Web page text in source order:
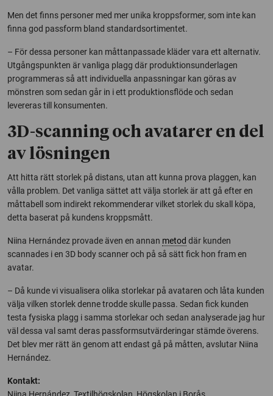
Men det finns personer med mer unika kroppsformer, som inte kan
finna god passform bland standardsortimentet.
– För dessa personer kan måttanpassade kläder vara ett alternativ.
Utgångspunkten är vanliga plagg där produktionsunderlagen
programmeras så att individuella anpassningar kan göras av
mönstren som sedan går in i ett produktionsflöde och sedan
levereras till konsumenten.
3D-scanning och avatarer en del
av lösningen
Att hitta rätt storlek på distans, utan att kunna prova plaggen, kan
vålla problem. Det vanliga sättet att välja storlek är att gå efter en
måttabell som indirekt rekommenderar vilket storlek du skall köpa,
detta baserat på kundens kroppsmått.
Niina Hernández provade även en annan metod där kunden
scannades i en 3D body scanner och på så sätt fick hon fram en
avatar.
– Då kunde vi visualisera olika storlekar på avataren och låta kunden
välja vilken storlek denne trodde skulle passa. Sedan fick kunden
testa fysiska plagg i samma storlekar och sedan analyserade jag hur
väl dessa val samt deras passformsutvärderingar stämde överens.
Det blev mer rätt än genom att endast gå på måtten, avslutar Niina
Hernández.
Kontakt: